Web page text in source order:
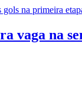
na primeira
vaga na